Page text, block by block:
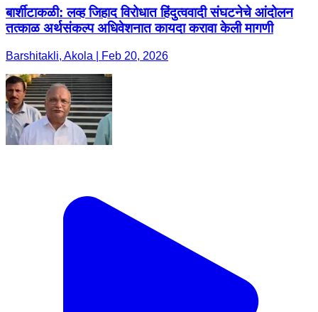
बार्शीटाकळी: लव्ह जिहाद विरोधात हिंदुत्ववादी संघटनेचे आंदोलन
तत्काळ अर्थसंकल्प अधिवेशनात कायदा करावा केली मागणी
Barshitakli, Akola | Feb 20, 2026